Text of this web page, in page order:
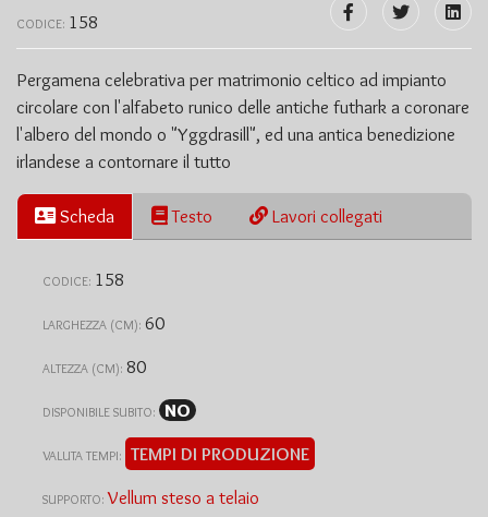
CODICE: 158
Pergamena celebrativa per matrimonio celtico ad impianto
circolare con l'alfabeto runico delle antiche futhark a coronare
l'albero del mondo o "Yggdrasill", ed una antica benedizione
irlandese a contornare il tutto
Scheda Testo Lavori collegati
CODICE: 158
LARGHEZZA (CM): 60
ALTEZZA (CM): 80
DISPONIBILE SUBITO: NO
VALUTA TEMPI: TEMPI DI PRODUZIONE
SUPPORTO: Vellum steso a telaio